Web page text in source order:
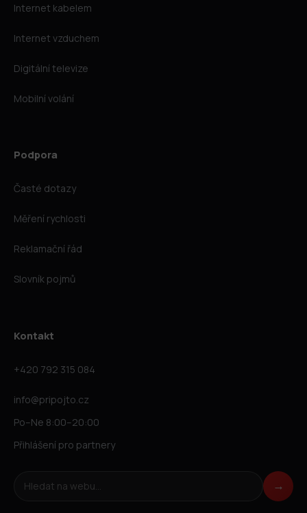
Internet kabelem
Internet vzduchem
Digitální televize
Mobilní volání
Podpora
Časté dotazy
Měření rychlosti
Reklamační řád
Slovník pojmů
Kontakt
+420 792 315 084
info@pripojto.cz
Po–Ne 8:00–20:00
Přihlášení pro partnery
Hledat na webu →